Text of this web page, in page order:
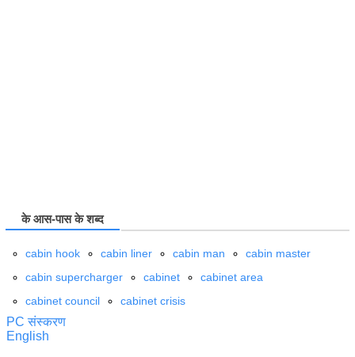
के आस-पास के शब्द
cabin hook cabin liner cabin man
cabin master
cabin supercharger
cabinet
cabinet area
cabinet council
cabinet crisis
PC संस्करण
English